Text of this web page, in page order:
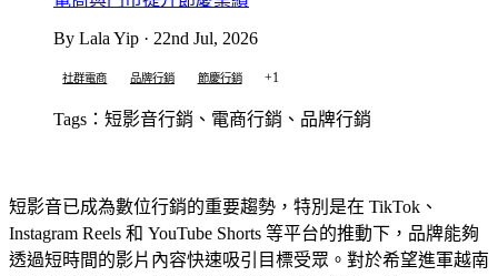
By Lala Yip · 22nd Jul, 2026
社群電商 品牌行銷 節慶行銷 +1
Tags：短影音行銷、電商行銷、品牌行銷
短影音已成為數位行銷的重要趨勢，特別是在 TikTok、
Instagram Reels 和 YouTube Shorts 等平台的推動下，品牌能夠
透過短時間的影片內容快速吸引目標受眾。對於希望進軍越南